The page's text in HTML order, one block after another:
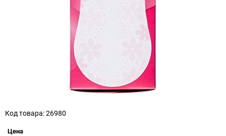
Код товара: 26980
Цена